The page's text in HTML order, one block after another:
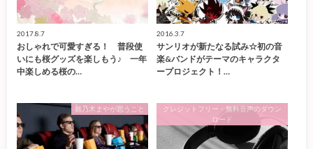
2017.8.7
おしゃれで可愛すぎる！ 普段使
いにも桜グッズを楽しもう♪ 一年
中楽しめる桜の…
2016.3.7
サンリオが新たなる試み☆初の音
楽&バンドがテーマのキャラクタ
ープロジェクト！…
雛乃木まやが思うこと
クレジットフリー・無料音声のダウン
ロード